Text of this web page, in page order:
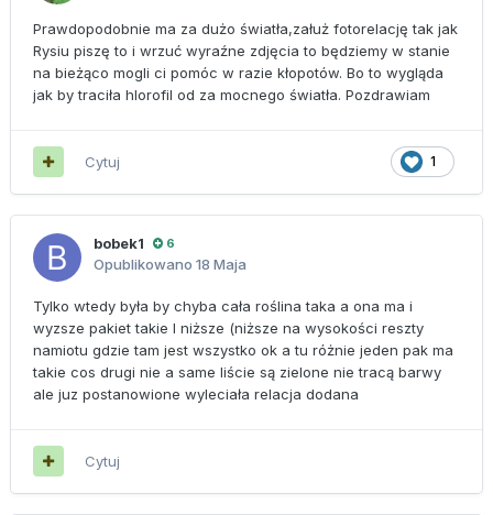
Prawdopodobnie ma za dużo światła,załuż fotorelację tak jak
Rysiu piszę to i wrzuć wyraźne zdjęcia to będziemy w stanie
na bieżąco mogli ci pomóc w razie kłopotów. Bo to wygląda
jak by traciła hlorofil od za mocnego światła. Pozdrawiam
1
Cytuj
bobek1 6
Opublikowano 18 Maja
Tylko wtedy była by chyba cała roślina taka a ona ma i
wyzsze pakiet takie I niższe (niższe na wysokości reszty
namiotu gdzie tam jest wszystko ok a tu różnie jeden pak ma
takie cos drugi nie a same liście są zielone nie tracą barwy
ale juz postanowione wyleciała relacja dodana
Cytuj